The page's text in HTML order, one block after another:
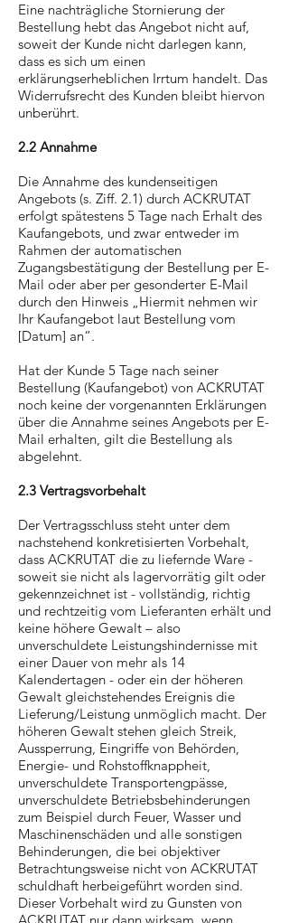
Eine nachträgliche Stornierung der
Bestellung hebt das Angebot nicht auf,
soweit der Kunde nicht darlegen kann,
dass es sich um einen
erklärungserheblichen Irrtum handelt. Das
Widerrufsrecht des Kunden bleibt hiervon
unberührt.
2.2 Annahme
Die Annahme des kundenseitigen
Angebots (s. Ziff. 2.1) durch ACKRUTAT
erfolgt spätestens 5 Tage nach Erhalt des
Kaufangebots, und zwar entweder im
Rahmen der automatischen
Zugangsbestätigung der Bestellung per E-
Mail oder aber per gesonderter E-Mail
durch den Hinweis „Hiermit nehmen wir
Ihr Kaufangebot laut Bestellung vom
[Datum] an“.
Hat der Kunde 5 Tage nach seiner
Bestellung (Kaufangebot) von ACKRUTAT
noch keine der vorgenannten Erklärungen
über die Annahme seines Angebots per E-
Mail erhalten, gilt die Bestellung als
abgelehnt.
2.3 Vertragsvorbehalt
Der Vertragsschluss steht unter dem
nachstehend konkretisierten Vorbehalt,
dass ACKRUTAT die zu liefernde Ware -
soweit sie nicht als lagervorrätig gilt oder
gekennzeichnet ist - vollständig, richtig
und rechtzeitig vom Lieferanten erhält und
keine höhere Gewalt – also
unverschuldete Leistungshindernisse mit
einer Dauer von mehr als 14
Kalendertagen - oder ein der höheren
Gewalt gleichstehendes Ereignis die
Lieferung/Leistung unmöglich macht. Der
höheren Gewalt stehen gleich Streik,
Aussperrung, Eingriffe von Behörden,
Energie- und Rohstoffknappheit,
unverschuldete Transportengpässe,
unverschuldete Betriebsbehinderungen
zum Beispiel durch Feuer, Wasser und
Maschinenschäden und alle sonstigen
Behinderungen, die bei objektiver
Betrachtungsweise nicht von ACKRUTAT
schuldhaft herbeigeführt worden sind.
Dieser Vorbehalt wird zu Gunsten von